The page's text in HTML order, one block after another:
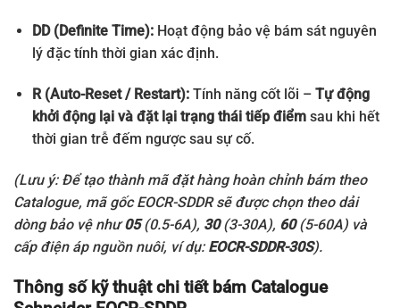
DD (Definite Time):Hoạt động bảo vệ bám sát nguyên
lý đặc tính thời gian xác định.
R (Auto-Reset / Restart):Tính năng cốt lõi – Tự động
khởi động lại và đặt lại trạng thái tiếp điểmsau khi hết
thời gian trễ đếm ngược sau sự cố.
(Lưu ý: Để tạo thành mã đặt hàng hoàn chỉnh bám theo
Catalogue, mã gốc EOCR-SDDR sẽ được chọn theo dải
dòng bảo vệ như05(0.5-6A), 30(3-30A), 60(5-60A) và
cấp điện áp nguồn nuôi, ví dụ: EOCR-SDDR-30S).
Thông số kỹ thuật chi tiết bám Catalogue